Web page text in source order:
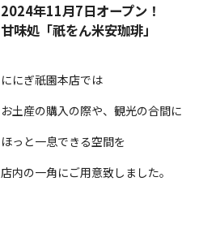
2024年11月7日オープン！
甘味処「祇をん米安珈琲」
ににぎ祇園本店では
お土産の購入の際や、観光の合間に
ほっと一息できる空間を
店内の一角にご用意致しました。